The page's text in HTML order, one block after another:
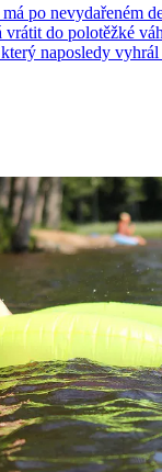
po nevydařeném
vrátit do polotěžké
naposledy